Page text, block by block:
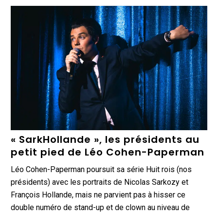
« SarkHollande », les présidents au
petit pied de Léo Cohen-Paperman
Léo Cohen-Paperman poursuit sa série Huit rois (nos
présidents) avec les portraits de Nicolas Sarkozy et
François Hollande, mais ne parvient pas à hisser ce
double numéro de stand-up et de clown au niveau de